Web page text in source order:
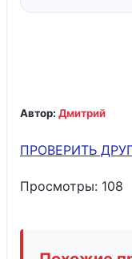
Автор: Дмитрий
ПРОВЕРИТЬ
Просмотры: 108